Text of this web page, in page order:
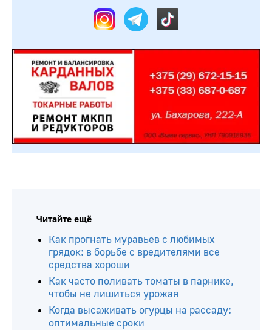
Читайте ещё
Как прогнать муравьев с любимых
грядок: в борьбе с вредителями все
средства хороши
Как часто поливать томаты в парнике,
чтобы не лишиться урожая
Когда высаживать огурцы на рассаду:
оптимальные сроки